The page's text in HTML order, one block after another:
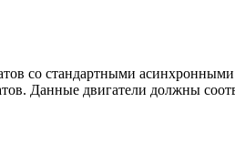
со стандартными асинхронными
Данные двигатели должны